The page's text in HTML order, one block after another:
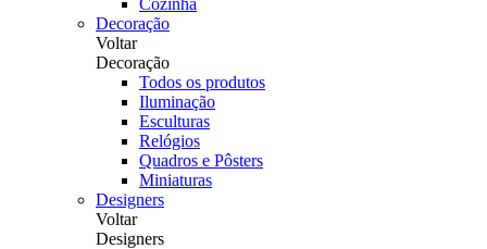
Cozinha
Decoração
Voltar
Decoração
Todos os produtos
Iluminação
Esculturas
Relógios
Quadros e Pôsters
Miniaturas
Designers
Voltar
Designers